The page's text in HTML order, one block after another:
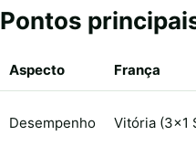
Pontos
Aspecto França
Desempenho Vitória (3×1